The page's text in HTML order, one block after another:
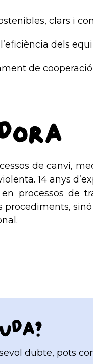
clars i
dels
de
de canvi,
14 anys
processos de
procediments,
dubte, pots